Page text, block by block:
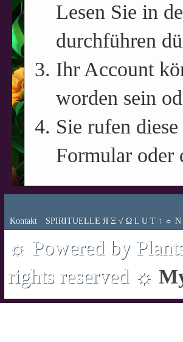
Lesen Sie in
durchführen
Ihr Account
worden sein
Sie rufen
Formular oder
Kontakt SPIRITUELLE Я Ξ √ Ω L U T ↑ ☼ N
☼ Powered by
rights reserved ☼